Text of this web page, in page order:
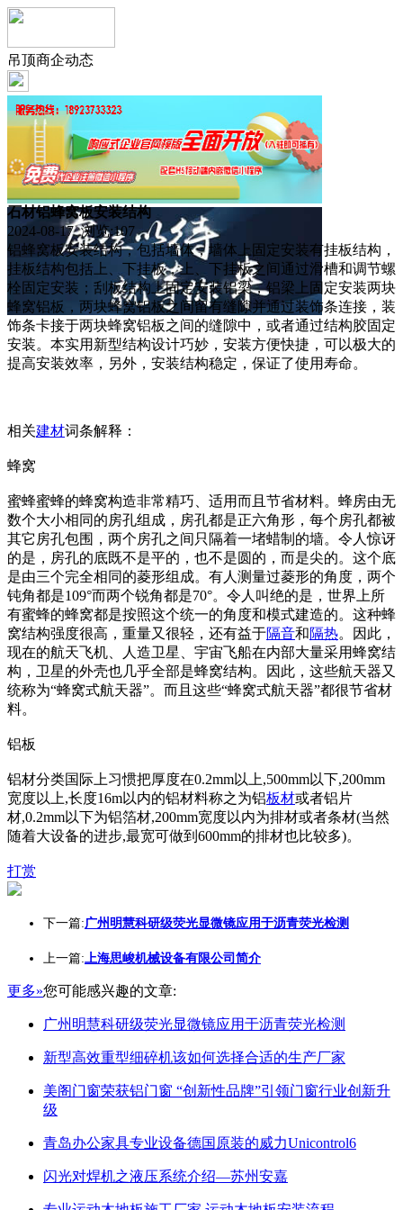
吊顶商企动态
石材铝蜂窝板安装结构
2024-08-17 浏览:107
铝蜂窝板安装结构，包括墙体，墙体上固定安装有挂板结构，
挂板结构包括上、下挂板，上、下挂板之间通过滑槽和调节螺
栓固定安装；刮板结构上固定安装铝梁，铝梁上固定安装两块
蜂窝铝板，两块蜂窝铝板之间留有缝隙并通过装饰条连接，装
饰条卡接于两块蜂窝铝板之间的缝隙中，或者通过结构胶固定
安装。本实用新型结构设计巧妙，安装方便快捷，可以极大的
提高安装效率，另外，安装结构稳定，保证了使用寿命。
相关建材词条解释：
蜂窝
蜜蜂蜜蜂的蜂窝构造非常精巧、适用而且节省材料。蜂房由无
数个大小相同的房孔组成，房孔都是正六角形，每个房孔都被
其它房孔包围，两个房孔之间只隔着一堵蜡制的墙。令人惊讶
的是，房孔的底既不是平的，也不是圆的，而是尖的。这个底
是由三个完全相同的菱形组成。有人测量过菱形的角度，两个
钝角都是109°而两个锐角都是70°。令人叫绝的是，世界上所
有蜜蜂的蜂窝都是按照这个统一的角度和模式建造的。这种蜂
窝结构强度很高，重量又很轻，还有益于隔音和隔热。因此，
现在的航天飞机、人造卫星、宇宙飞船在内部大量采用蜂窝结
构，卫星的外壳也几乎全部是蜂窝结构。因此，这些航天器又
统称为“蜂窝式航天器”。而且这些“蜂窝式航天器”都很节省材
料。
铝板
铝材分类国际上习惯把厚度在0.2mm以上,500mm以下,200mm
宽度以上,长度16m以内的铝材料称之为铝板材或者铝片
材,0.2mm以下为铝箔材,200mm宽度以内为排材或者条材(当然
随着大设备的进步,最宽可做到600mm的排材也比较多)。
打赏
下一篇:广州明慧科研级荧光显微镜应用于沥青荧光检测
上一篇:上海思峻机械设备有限公司简介
更多»您可能感兴趣的文章:
广州明慧科研级荧光显微镜应用于沥青荧光检测
新型高效重型细碎机该如何选择合适的生产厂家
美阁门窗荣获铝门窗 “创新性品牌”引领门窗行业创新升
级
青岛办公家具专业设备德国原装的威力Unicontrol6
闪光对焊机之液压系统介绍—苏州安嘉